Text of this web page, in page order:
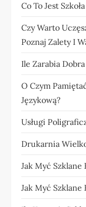
Co To Jest
Czy Warto
Poznaj Zalety I
Ile Zarabia Dobra
O Czym
Językową?
Usługi
Drukarnia
Jak Myć Szklane
Jak Myć Szklane